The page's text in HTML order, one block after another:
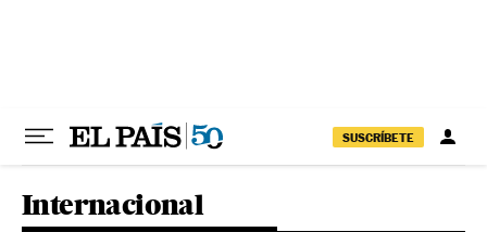
SUSCRÍBETE
Internacional